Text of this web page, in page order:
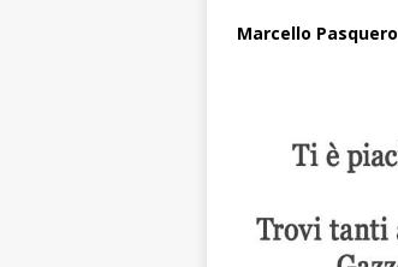
Marcello Pasquero